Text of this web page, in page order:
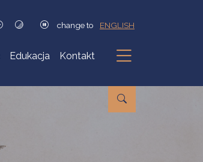
change to ENGLISH
Edukacja Kontakt
Podmenu